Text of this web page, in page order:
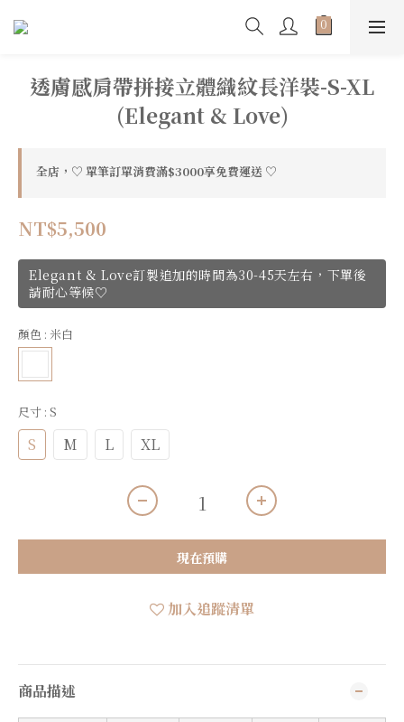
透膚感肩帶拼接立體織紋長洋裝-S-XL
(Elegant & Love)
全店，♡ 單筆訂單消費滿$3000享免費運送 ♡
NT$5,500
Elegant & Love訂製追加的時間為30-45天左右，下單後
請耐心等候♡
顏色 : 米白
尺寸 : S
S M L XL
現在預購
加入追蹤清單
商品描述